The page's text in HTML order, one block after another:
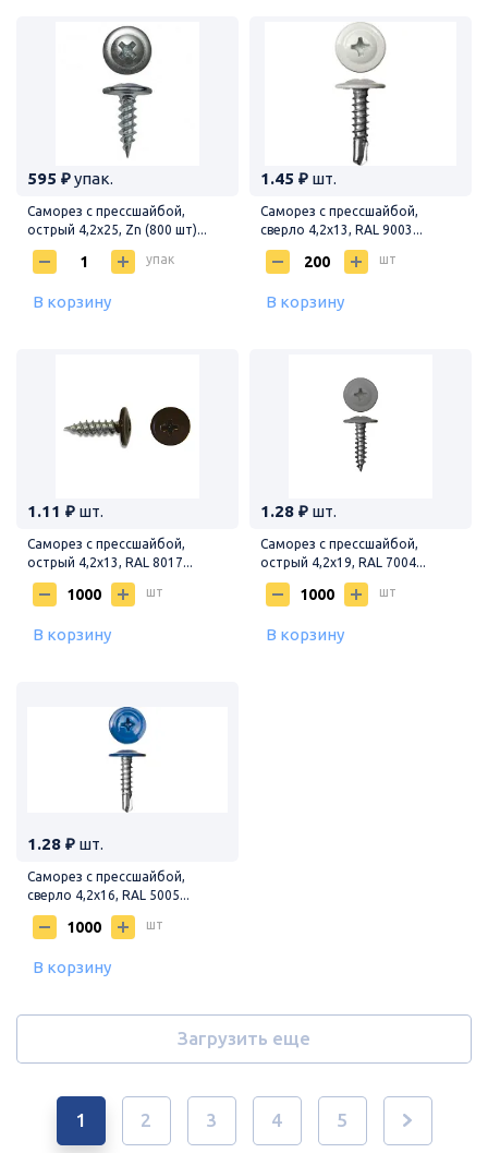
595 ₽упак.
Саморез с прессшайбой,
острый 4,2х25, Zn (800 шт)...
упак
В корзину
1.45 ₽ шт.
Саморез с прессшайбой,
сверло 4,2х13, RAL 9003...
шт
В корзину
1.11 ₽ шт.
Саморез с прессшайбой,
острый 4,2х13, RAL 8017...
шт
В корзину
1.28 ₽ шт.
Саморез с прессшайбой,
острый 4,2х19, RAL 7004...
шт
В корзину
1.28 ₽ шт.
Саморез с прессшайбой,
сверло 4,2х16, RAL 5005...
шт
В корзину
Загрузить еще
1 2 3 4 5